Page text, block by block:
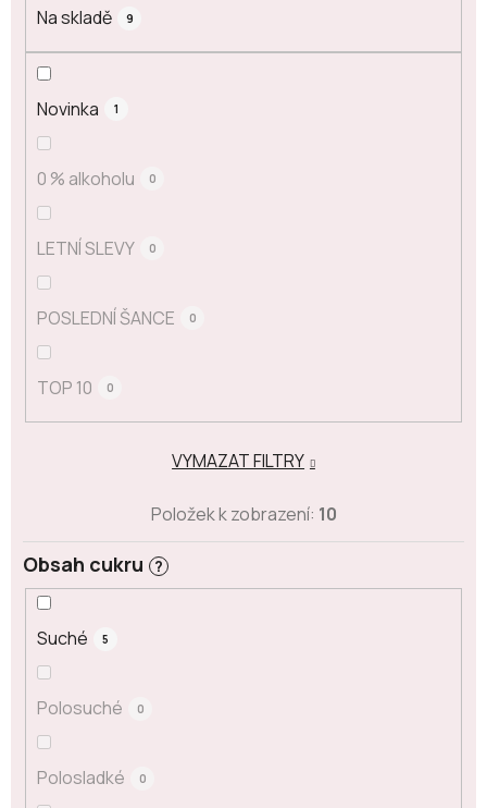
Na skladě 9
Novinka 1
0 % alkoholu 0
LETNÍ SLEVY 0
POSLEDNÍ ŠANCE 0
TOP 10 0
Obsah cukru ?
Suché 5
Polosuché 0
Polosladké 0
VYMAZAT FILTRY
Položek k zobrazení: 10